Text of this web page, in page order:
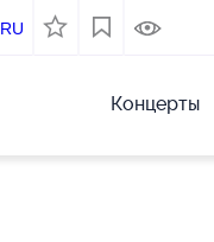
RU
Концерты